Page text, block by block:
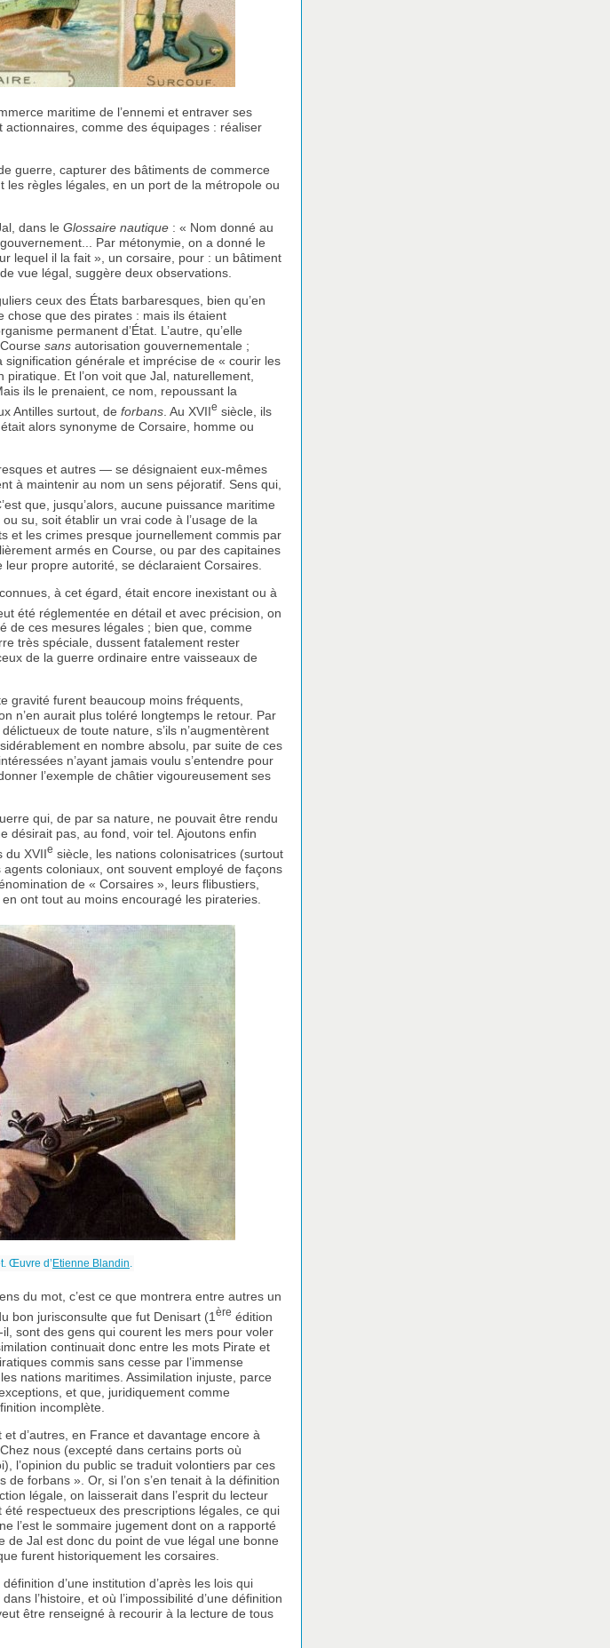
maritime de l’ennemi et entraver ses
comme des équipages : réaliser
guerre, capturer des bâtiments de commerce
règles légales, en un port de la métropole ou
dans le Glossaire nautique : « Nom donné au
Par métonymie, on a donné le
lequel il la fait », un corsaire, pour : un bâtiment
vue légal, suggère deux observations.
ceux des États barbaresques, bien qu’en
chose que des pirates : mais ils étaient
permanent d’État. L’autre, qu’elle
sans autorisation gouvernementale ;
signification générale et imprécise de « courir les
Et l’on voit que Jal, naturellement,
ils le prenaient, ce nom, repoussant la
Antilles surtout, de forbans . Au XVIIe siècle, ils
alors synonyme de Corsaire, homme ou
et autres — se désignaient eux-mêmes
à maintenir au nom un sens péjoratif. Sens qui,
que, jusqu’alors, aucune puissance maritime
su, soit établir un vrai code à l’usage de la
et les crimes presque journellement commis par
armés en Course, ou par des capitaines
propre autorité, se déclaraient Corsaires.
à cet égard, était encore inexistant ou à
été réglementée en détail et avec précision, on
de ces mesures légales ; bien que, comme
très spéciale, dussent fatalement rester
de la guerre ordinaire entre vaisseaux de
gravité furent beaucoup moins fréquents,
n’en aurait plus toléré longtemps le retour. Par
de toute nature, s’ils n’augmentèrent
en nombre absolu, par suite de ces
n’ayant jamais voulu s’entendre pour
l’exemple de châtier vigoureusement ses
qui, de par sa nature, ne pouvait être rendu
désirait pas, au fond, voir tel. Ajoutons enfin
du XVIIe siècle, les nations colonisatrices (surtout
coloniaux, ont souvent employé de façons
de « Corsaires », leurs flibustiers,
ont tout au moins encouragé les pirateries.
Œuvre d’ Etienne Blandin.
du mot, c’est ce que montrera entre autres un
bon jurisconsulte que fut Denisart (1 ère édition
sont des gens qui courent les mers pour voler
continuait donc entre les mots Pirate et
commis sans cesse par l’immense
nations maritimes. Assimilation injuste, parce
et que, juridiquement comme
incomplète.
d’autres, en France et davantage encore à
nous (excepté dans certains ports où
l’opinion du public se traduit volontiers par ces
forbans ». Or, si l’on s’en tenait à la définition
légale, on laisserait dans l’esprit du lecteur
respectueux des prescriptions légales, ce qui
l’est le sommaire jugement dont on a rapporté
de Jal est donc du point de vue légal une bonne
furent historiquement les corsaires.
d’une institution d’après les lois qui
l’histoire, et où l’impossibilité d’une définition
être renseigné à recourir à la lecture de tous